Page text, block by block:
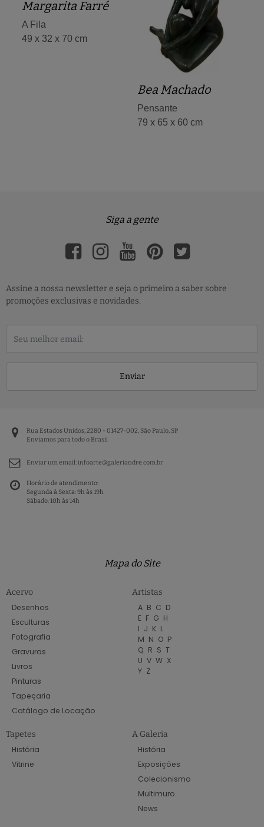
Margarita Farré
A Fila
49 x 32 x 70 cm
Bea Machado
Pensante
79 x 65 x 60 cm
Siga a gente
Assine a nossa newsletter e seja o primeiro a saber sobre
promoções exclusivas e novidades.
Enviar
Rua Estados Unidos, 2280 - 01427-002, São Paulo, SP
Enviamos para todo o Brasil
Enviar um email:infoarte@galeriandre.com.br
Horário de atendimento:
Segunda à Sexta: 9h às 19h
Sábado: 10h às 14h
Mapa do Site
Acervo
Desenhos
Esculturas
Fotografia
Gravuras
Livros
Pinturas
Tapeçaria
Catálogo de Locação
Artistas
A B C D
E F G H
I J K L
M N O P
Q R S T
U V W X
Y Z
Tapetes
História
Vitrine
A Galeria
História
Exposições
Colecionismo
Multimuro
News